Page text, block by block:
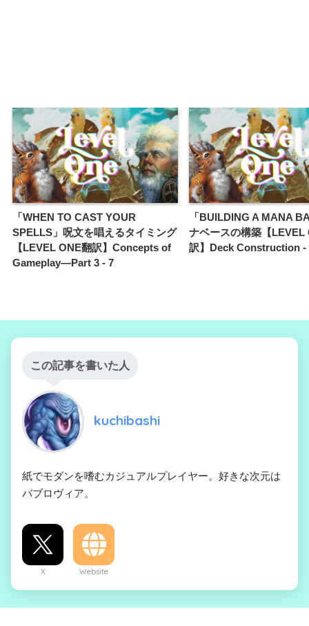
「WHEN TO CAST YOUR
SPELLS」呪文を唱えるタイミング
【LEVEL ONE翻訳】Concepts of
Gameplay—Part 3 - 7
「BUILDING A MANA
ナベースの構築【LEVEL
訳】Deck Construction -
この記事を書いた人
kuchibashi
紙でモダンを嗜むカジュアルプレイヤー。好きな次元は
バブロヴィア。
X Website